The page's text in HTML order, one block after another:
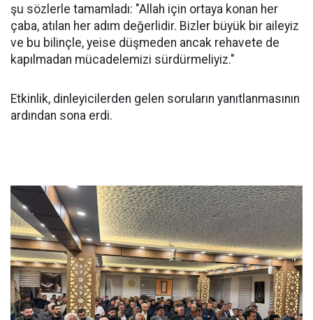
şu sözlerle tamamladı: "Allah için ortaya konan her
çaba, atılan her adım değerlidir. Bizler büyük bir aileyiz
ve bu bilinçle, yeise düşmeden ancak rehavete de
kapılmadan mücadelemizi sürdürmeliyiz."
Etkinlik, dinleyicilerden gelen soruların yanıtlanmasının
ardından sona erdi.